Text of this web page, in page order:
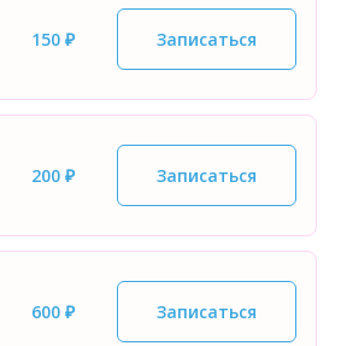
150 ₽ Записаться
200 ₽ Записаться
600 ₽ Записаться